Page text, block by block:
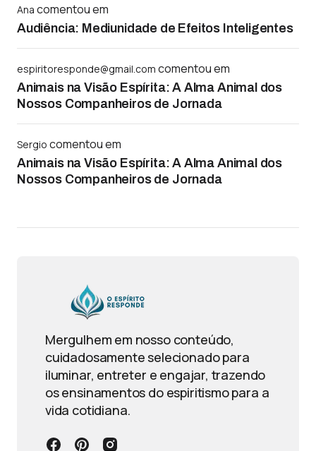
Ana comentou em
Audiência: Mediunidade de Efeitos Inteligentes
espiritoresponde@gmail.com comentou em
Animais na Visão Espírita: A Alma Animal dos
Nossos Companheiros de Jornada
Sergio comentou em
Animais na Visão Espírita: A Alma Animal dos
Nossos Companheiros de Jornada
Mergulhem em nosso conteúdo,
cuidadosamente selecionado para
iluminar, entreter e engajar, trazendo
os ensinamentos do espiritismo para a
vida cotidiana.